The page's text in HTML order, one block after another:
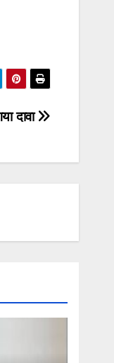
दावा